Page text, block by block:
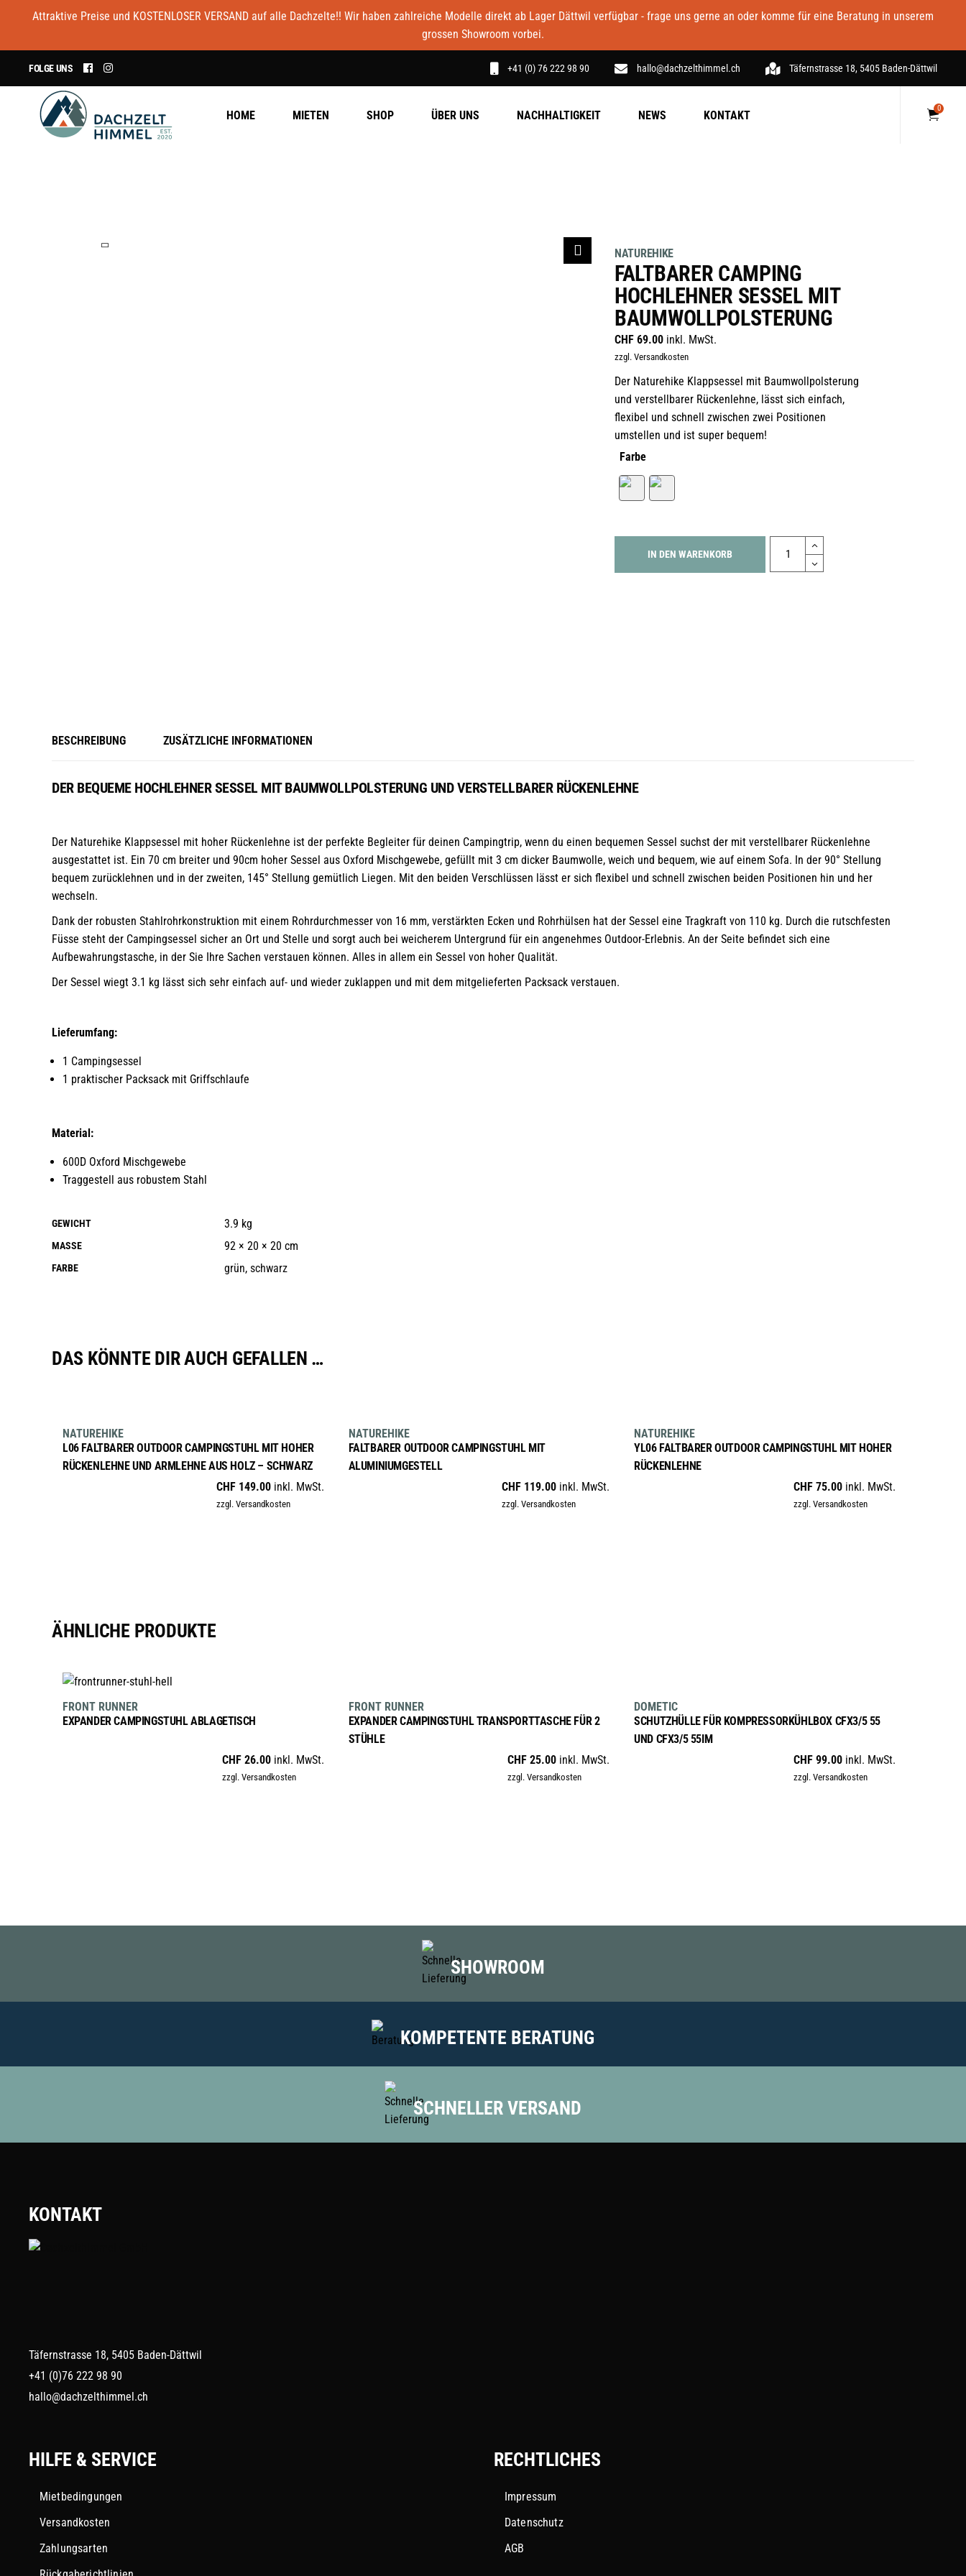
Attraktive Preise und KOSTENLOSER VERSAND auf alle Dachzelte!! Wir haben zahlreiche Modelle direkt ab Lager Dättwil verfügbar - frage uns gerne an oder komme für eine Beratung in unserem
grossen Showroom vorbei.
FOLGE UNS +41 (0) 76 222 98 90 hallo@dachzelthimmel.ch Täfernstrasse 18, 5405 Baden-Dättwil
HOME MIETEN SHOP ÜBER UNS NACHHALTIGKEIT NEWS KONTAKT 0
NATUREHIKE
FALTBARER CAMPING
HOCHLEHNER SESSEL MIT
BAUMWOLLPOLSTERUNG
CHF 69.00 inkl. MwSt.
zzgl. Versandkosten
Der Naturehike Klappsessel mit Baumwollpolsterung
und verstellbarer Rückenlehne, lässt sich einfach,
flexibel und schnell zwischen zwei Positionen
umstellen und ist super bequem!
Farbe
IN DEN WARENKORB
BESCHREIBUNG ZUSÄTZLICHE INFORMATIONEN
DER BEQUEME HOCHLEHNER SESSEL MIT BAUMWOLLPOLSTERUNG UND VERSTELLBARER RÜCKENLEHNE
Der Naturehike Klappsessel mit hoher Rückenlehne ist der perfekte Begleiter für deinen Campingtrip, wenn du einen bequemen Sessel suchst der mit verstellbarer Rückenlehne
ausgestattet ist. Ein 70 cm breiter und 90cm hoher Sessel aus Oxford Mischgewebe, gefüllt mit 3 cm dicker Baumwolle, weich und bequem, wie auf einem Sofa. In der 90° Stellung
bequem zurücklehnen und in der zweiten, 145° Stellung gemütlich Liegen. Mit den beiden Verschlüssen lässt er sich flexibel und schnell zwischen beiden Positionen hin und her
wechseln.
Dank der robusten Stahlrohrkonstruktion mit einem Rohrdurchmesser von 16 mm, verstärkten Ecken und Rohrhülsen hat der Sessel eine Tragkraft von 110 kg. Durch die rutschfesten
Füsse steht der Campingsessel sicher an Ort und Stelle und sorgt auch bei weicherem Untergrund für ein angenehmes Outdoor-Erlebnis. An der Seite befindet sich eine
Aufbewahrungstasche, in der Sie Ihre Sachen verstauen können. Alles in allem ein Sessel von hoher Qualität.
Der Sessel wiegt 3.1 kg lässt sich sehr einfach auf- und wieder zuklappen und mit dem mitgelieferten Packsack verstauen.
Lieferumfang:
1 Campingsessel
1 praktischer Packsack mit Griffschlaufe
Material:
600D Oxford Mischgewebe
Traggestell aus robustem Stahl
GEWICHT 3.9 kg
MASSE 92 × 20 × 20 cm
FARBE grün, schwarz
DAS KÖNNTE DIR AUCH GEFALLEN …
L06 FALTBARER OUTDOOR CAMPINGSTUHL MIT HOHER
RÜCKENLEHNE UND ARMLEHNE AUS HOLZ – SCHWARZ
CHF149.00 inkl. MwSt.
zzgl. Versandkosten
NATUREHIKE
weist
Varianten
FALTBARER OUTDOOR CAMPINGSTUHL MIT
ALUMINIUMGESTELL
CHF 119.00 inkl. MwSt.
zzgl. Versandkosten
NATUREHIKE sale
weist
Varianten
YL06 FALTBARER OUTDOOR CAMPINGSTUHL MIT HOHER
RÜCKENLEHNE
CHF75.00 inkl. MwSt.
zzgl. Versandkosten
NATUREHIKE
ÄHNLICHE PRODUKTE
IN DEN WARENKORB
EXPANDER CAMPINGSTUHL ABLAGETISCH
CHF26.00 inkl. MwSt.
zzgl. Versandkosten
FRONT RUNNER
EXPANDER CAMPINGSTUHL TRANSPORTTASCHE FÜR 2
STÜHLE
CHF 25.00 inkl. MwSt.
zzgl. Versandkosten
FRONT RUNNER
SCHUTZHÜLLE FÜR KOMPRESSORKÜHLBOX CFX3/5 55
UND CFX3/5 55IM
CHF99.00 inkl. MwSt.
zzgl. Versandkosten
DOMETIC
SHOWROOM
KOMPETENTE BERATUNG
SCHNELLER VERSAND
KONTAKT
Täfernstrasse 18, 5405 Baden-Dättwil
+41 (0)76 222 98 90
hallo@dachzelthimmel.ch
HILFE & SERVICE
Mietbedingungen
Versandkosten
Zahlungsarten
RECHTLICHES
Impressum
Datenschutz
AGB